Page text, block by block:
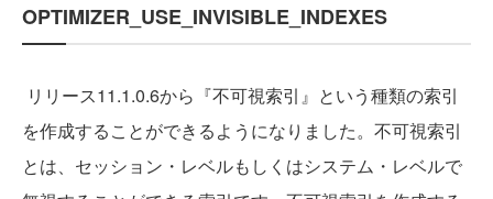
OPTIMIZER_USE_INVISIBLE_INDEXES
リリース11.1.0.6から『不可視索引』という種類の索引
を作成することができるようになりました。不可視索引
とは、セッション・レベルもしくはシステム・レベルで